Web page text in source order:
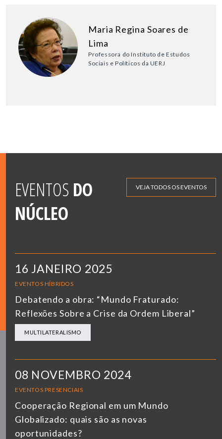
Maria Regina Soares de
Lima
Professora do Instituto de Estudos
Sociais e Políticos da UERJ
EVENTOS DO
NÚCLEO
VEJA TODOS OS EVENTOS
16 JANEIRO 2025
EVENTOS HÍBRIDOS
Debatendo a obra: “Mundo Fraturado:
Reflexões Sobre a Crise da Ordem Liberal”
MULTILATERALISMO
08 NOVEMBRO 2024
EVENTOS PRESENCIAIS
Cooperação Regional em um Mundo
Globalizado: quais são as novas
oportunidades?